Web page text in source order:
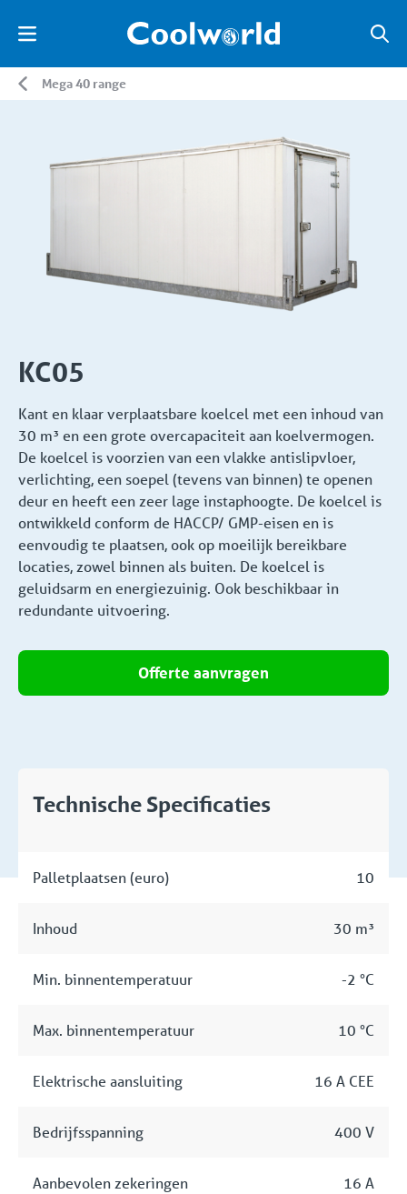
Mega 40 range
KC05
Kant en klaar verplaatsbare koelcel met een inhoud van
30 m³ en een grote overcapaciteit aan koelvermogen.
De koelcel is voorzien van een vlakke antislipvloer,
verlichting, een soepel (tevens van binnen) te openen
deur en heeft een zeer lage instaphoogte. De koelcel is
ontwikkeld conform de HACCP/ GMP-eisen en is
eenvoudig te plaatsen, ook op moeilijk bereikbare
locaties, zowel binnen als buiten. De koelcel is
geluidsarm en energiezuinig. Ook beschikbaar in
redundante uitvoering.
Offerte aanvragen
Technische Specificaties
Palletplaatsen (euro) 10
Inhoud 30 m³
Min. binnentemperatuur -2 °C
Max. binnentemperatuur 10 °C
Elektrische aansluiting 16 A CEE
Bedrijfsspanning 400 V
Aanbevolen zekeringen 16 A